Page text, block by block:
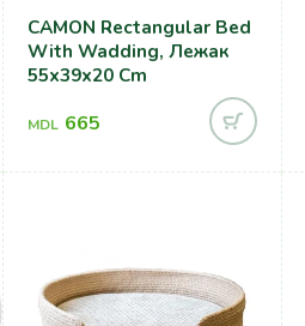
CAMON Rectangular Bed
With Wadding, Лежак
55x39x20 Cm
MDL 665